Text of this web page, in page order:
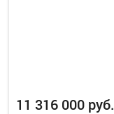
11 316 000 руб.